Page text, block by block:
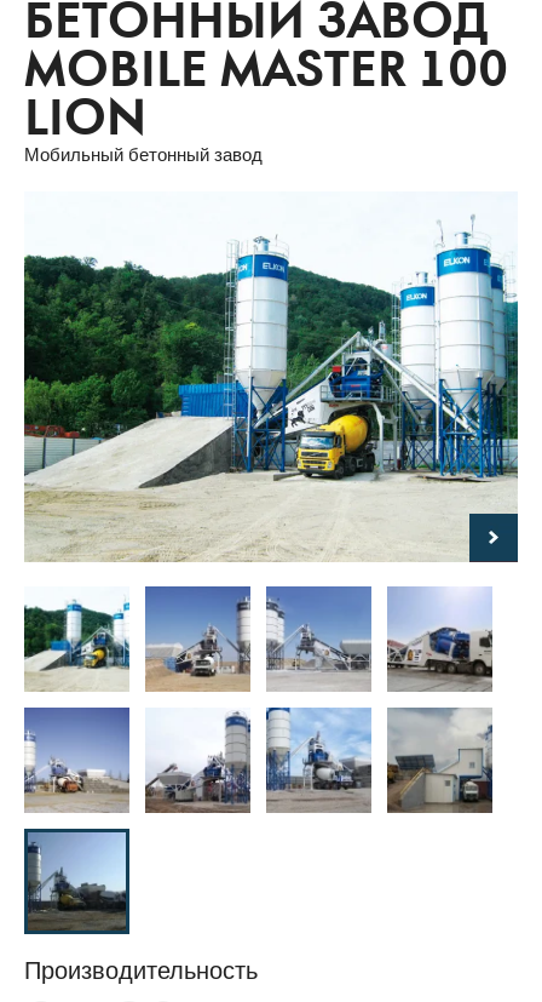
БЕТОННЫЙ ЗАВОД
MOBILE MASTER 100
LION
Мобильный бетонный завод
Производительность